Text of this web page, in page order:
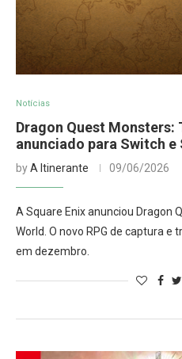
Notícias
Dragon Quest Monsters:
anunciado para Switch e
byA Itinerante 09/06/2026
A Square Enix anunciou Dragon
World. O novo RPG de captura
em dezembro.